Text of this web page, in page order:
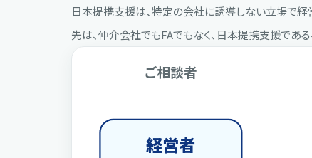
日本提携支援は、特定の会社に誘導しない立場で経
先は、仲介会社でもFAでもなく、日本提携支援である
ご相談者
経営者